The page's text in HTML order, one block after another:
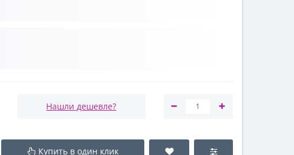
Нашли дешевле?
Купить в один клик